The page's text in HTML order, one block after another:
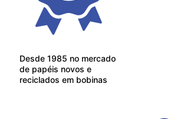
Desde 1985 no mercado
de papéis novos e
reciclados em bobinas